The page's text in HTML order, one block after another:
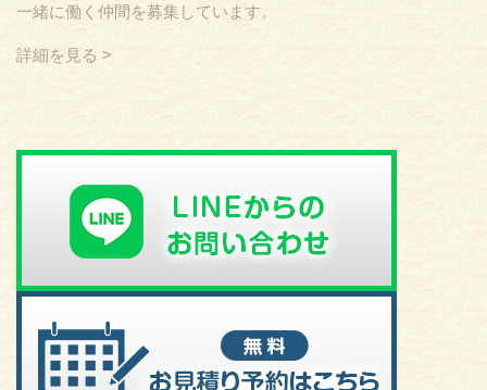
一緒に働く仲間を募集しています。
詳細を見る >